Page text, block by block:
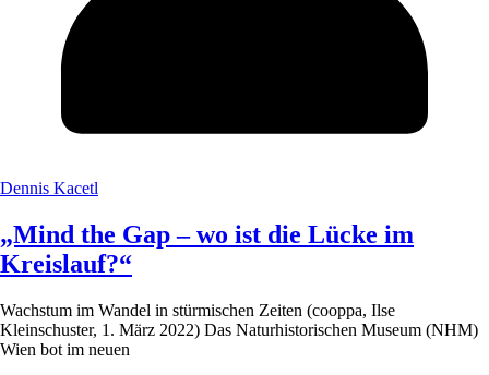
Dennis Kacetl
„Mind the Gap – wo ist die Lücke im
Kreislauf?“
Wachstum im Wandel in stürmischen Zeiten (cooppa, Ilse
Kleinschuster, 1. März 2022) Das Naturhistorischen Museum (NHM)
Wien bot im neuen